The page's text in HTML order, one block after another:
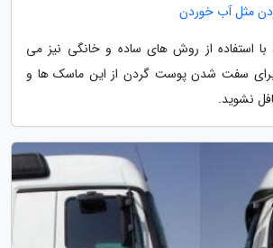
مثل آب خوردن
استفاده از روش های ساده و خانگی نیز می
برای سفت شدن پوست گردن از این ماسک ها و
نشوید.